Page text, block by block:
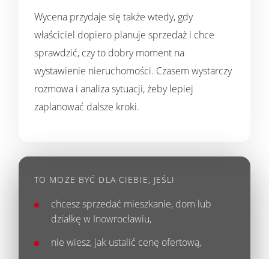
Wycena przydaje się także wtedy, gdy
właściciel dopiero planuje sprzedaż i chce
sprawdzić, czy to dobry moment na
wystawienie nieruchomości. Czasem wystarczy
rozmowa i analiza sytuacji, żeby lepiej
zaplanować dalsze kroki.
TO MOŻE BYĆ DLA CIEBIE, JEŚLI
chcesz sprzedać mieszkanie, dom lub
działkę w Inowrocławiu,
nie wiesz, jak ustalić cenę ofertową,